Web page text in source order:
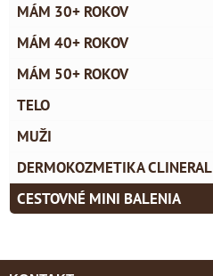
MÁM 30+ ROKOV
MÁM 40+ ROKOV
MÁM 50+ ROKOV
TELO
MUŽI
DERMOKOZMETIKA CLINERAL
CESTOVNÉ MINI BALENIA